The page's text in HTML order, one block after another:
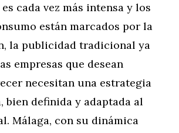
cada vez más intensa y los
están marcados por la
la publicidad tradicional ya
empresas que desean
necesitan una estrategia
bien definida y adaptada al
Málaga, con su dinámica